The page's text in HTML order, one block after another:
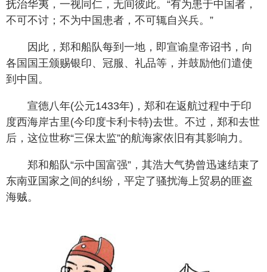
抚治华夷，一视同仁，无间彼此。“有为患于中国者，
不可不讨；不为中国患者，不可辄自兴兵。”
因此，郑和船队每到一地，即宣谕皇帝诏书，向
各国国王颁赐银印、冠服、礼品等，并鼓励他们遣使
到中国。
宣德八年(公元1433年)，郑和在返航过程中于印
度西海岸古里(今印度卡利卡特)去世。不过，郑和去世
后，这位世称“三保太监”的航海家依旧有其影响力。
郑和船队“示中国富强”，其浩大气势曾迅速结束了
东南亚国家之间的纠纷，平定了骚扰海上贸易的匪盗
海贼。